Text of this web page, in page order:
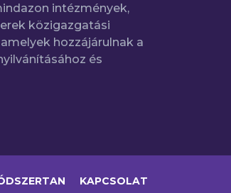
intézmények,
közigazgatási
hozzájárulnak a
és
KAPCSOLAT